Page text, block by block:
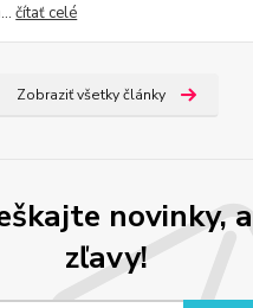
čítať celé
Zobraziť všetky články
novinky,
zľavy!